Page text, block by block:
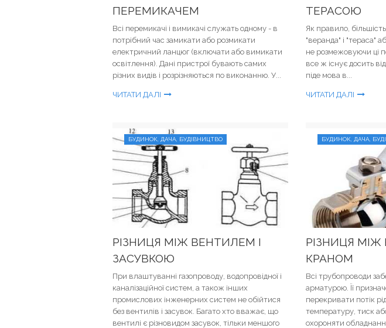
ПЕРЕМИКАЧЕМ
Всі перемикачі і вимикачі служать одному - в
потрібний час замикати або розмикати
електричний ланцюг (включати або вимикати
освітлення). Дані пристрої бувають самих
різних видів і розрізняються по виконанню. У...
ЧИТАТИ ДАЛІ
ТЕРАСОЮ
Як правило,
"веранда" і "тераса"
не розмежовуючи ці
все ж існує досить
піде мова в...
ЧИТАТИ ДАЛІ
БУДИНОК, ДАЧА, БУДІВНИЦТВО
РІЗНИЦЯ МІЖ ВЕНТИЛЕМ І
ЗАСУВКОЮ
При влаштуванні газопроводу, водопровідної і
каналізаційної систем, а також інших
промислових інженерних систем не обійтися
без вентилів і засувок. Багато хто вважає, що
вентилі є різновидом засувок, тільки меншого
БУДИНОК, ДАЧА,
РІЗНИЦЯ МІЖ
КРАНОМ
Всі трубопроводи
арматурою. Її
перекривати потік
температуру, тиск
охороняти